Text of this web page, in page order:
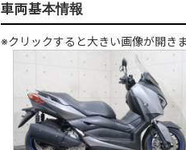
車両基本情報
※クリックすると大きい画像が開き